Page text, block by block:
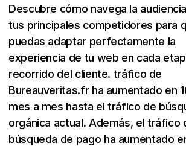
Descubre cómo navega la
tus principales competidores para
puedas adaptar perfectamente la
experiencia de tu web en cada
recorrido del cliente. tráfico de
Bureauveritas.fr ha aumentado en
mes a mes hasta el tráfico de
orgánica actual. Además, el tráfico
búsqueda de pago ha aumentado